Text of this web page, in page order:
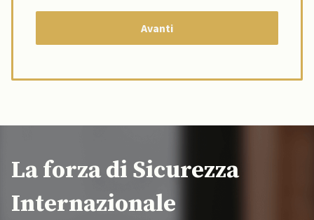
La forza di Sicurezza
Internazionale